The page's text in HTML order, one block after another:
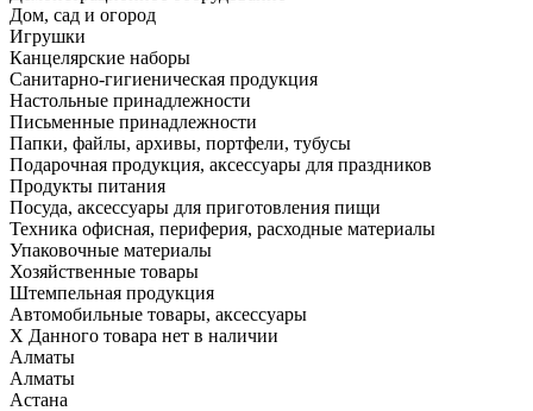
Дом, сад и огород
Игрушки
Канцелярские наборы
Санитарно-гигиеническая продукция
Настольные принадлежности
Письменные принадлежности
Папки, файлы, архивы, портфели, тубусы
Подарочная продукция, аксессуары для праздников
Продукты питания
Посуда, аксессуары для приготовления пищи
Техника офисная, периферия, расходные материалы
Упаковочные материалы
Хозяйственные товары
Штемпельная продукция
Автомобильные товары, аксессуары
X Данного товара нет в наличии
Алматы
Алматы
Астана